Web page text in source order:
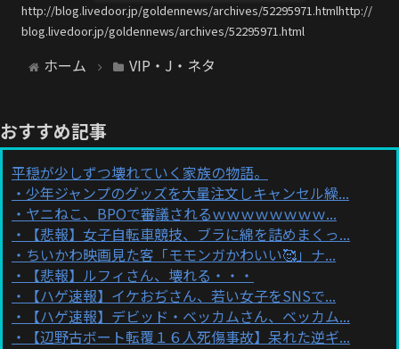
http://blog.livedoor.jp/goldennews/archives/52295971.htmlhttp://
blog.livedoor.jp/goldennews/archives/52295971.html
ホーム VIP・J・ネタ
おすすめ記事
平穏が少しずつ壊れていく家族の物語。
少年ジャンプのグッズを大量注文しキャンセル繰...
ヤニねこ、BPOで審議されるｗｗｗｗｗｗｗｗ...
【悲報】女子自転車競技、ブラに綿を詰めまくっ...
ちいかわ映画見た客「モモンガかわいい🥰」ナ...
【悲報】ルフィさん、壊れる・・・
【ハゲ速報】イケおぢさん、若い女子をSNSで...
【ハゲ速報】デビッド・ベッカムさん、ベッカム...
【辺野古ボート転覆１６人死傷事故】呆れた逆ギ...